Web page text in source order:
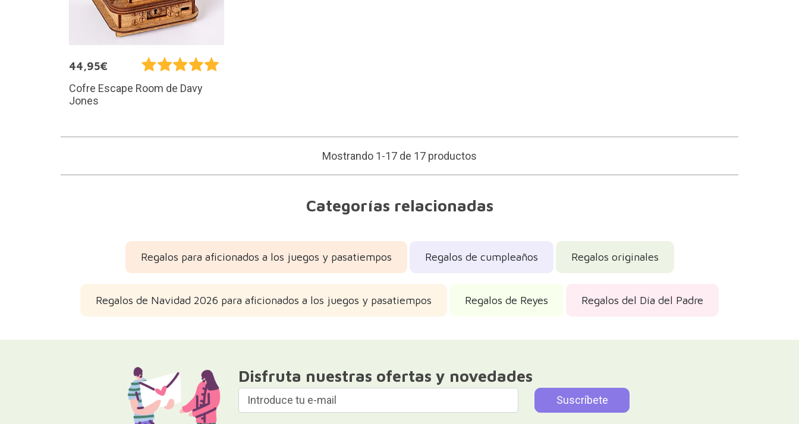
44,95€
Cofre Escape Room de Davy
Jones
Mostrando 1-17 de 17 productos
Categorías relacionadas
Regalos para aficionados a los juegos y pasatiempos Regalos de cumpleaños Regalos originales
Regalos de Navidad 2026 para aficionados a los juegos y pasatiempos Regalos de Reyes Regalos del Día del Padre
Disfruta nuestras ofertas y novedades